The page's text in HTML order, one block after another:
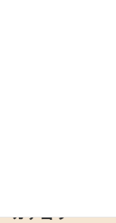
カテゴリー